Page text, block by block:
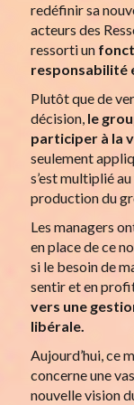
redéfinir sa
acteurs des
ressorti un
responsabilité
Plutôt que de
décision, le
participer à la
seulement
s’est multiplié
production du
Les managers
en place de ce
si le besoin de
sentir et en
vers une
libérale.
Aujourd’hui, ce
concerne une
nouvelle vision